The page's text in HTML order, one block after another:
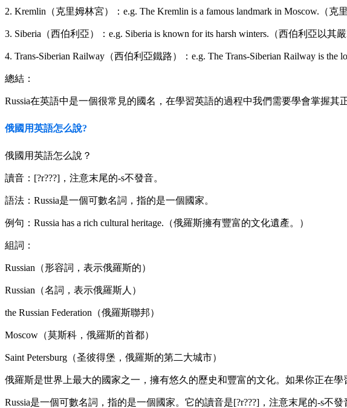
2. Kremlin（克里姆林宮）：e.g. The Kremlin is a famous landmark in Moscow.（
3. Siberia（西伯利亞）：e.g. Siberia is known for its harsh winters.（西伯利亞以其
4. Trans-Siberian Railway（西伯利亞鐵路）：e.g. The Trans-Siberian Railway is
總結：
Russia在英語中是一個很常見的國名，在學習英語的過程中我們需要學會掌握
俄國用英語怎么說?
俄國用英語怎么說？
讀音：[?r???]，注意末尾的-s不發音。
語法：Russia是一個可數名詞，指的是一個國家。
例句：Russia has a rich cultural heritage.（俄羅斯擁有豐富的文化遺產。）
組詞：
Russian（形容詞，表示俄羅斯的）
Russian（名詞，表示俄羅斯人）
the Russian Federation（俄羅斯聯邦）
Moscow（莫斯科，俄羅斯的首都）
Saint Petersburg（圣彼得堡，俄羅斯的第二大城市）
俄羅斯是世界上最大的國家之一，擁有悠久的歷史和豐富的文化。如果你正在
Russia是一個可數名詞，指的是一個國家。它的讀音是[?r???]，注意末尾的-s不發